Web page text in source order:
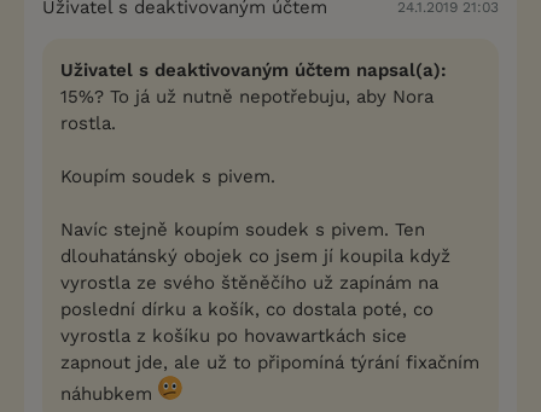
Uživatel s deaktivovaným účtem 24.1.2019 21:03
Uživatel s deaktivovaným účtem napsal(a):
15%? To já už nutně nepotřebuju, aby Nora
rostla.
Koupím soudek s pivem.
Navíc stejně koupím soudek s pivem. Ten
dlouhatánský obojek co jsem jí koupila když
vyrostla ze svého štěněčího už zapínám na
poslední dírku a košík, co dostala poté, co
vyrostla z košíku po hovawartkách sice
zapnout jde, ale už to připomíná týrání fixačním
náhubkem